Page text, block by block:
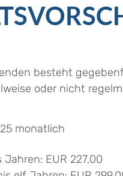
besteht
oder nicht
monatlich
EUR 227,00